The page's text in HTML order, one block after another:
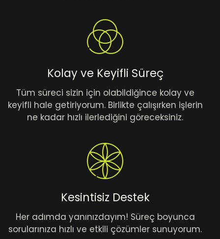
Kolay ve Keyifli Süreç
Tüm süreci sizin için olabildiğince kolay ve
keyifli hale getiriyorum. Birlikte çalışırken işlerin
ne kadar hızlı ilerlediğini göreceksiniz.
Kesintisiz Destek
Her adımda yanınızdayım! Süreç boyunca
sorularınıza hızlı ve etkili çözümler sunuyorum.